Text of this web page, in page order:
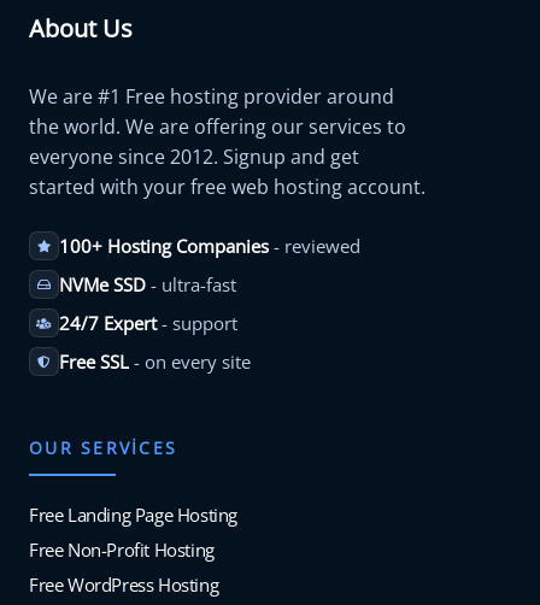
About Us
We are #1 Free hosting provider around
the world. We are offering our services to
everyone since 2012. Signup and get
started with your free web hosting account.
100+ Hosting Companies- reviewed
NVMe SSD- ultra-fast
24/7 Expert- support
Free SSL- on every site
OUR SERVICES
Free Landing Page Hosting
Free Non-Profit Hosting
Free WordPress Hosting